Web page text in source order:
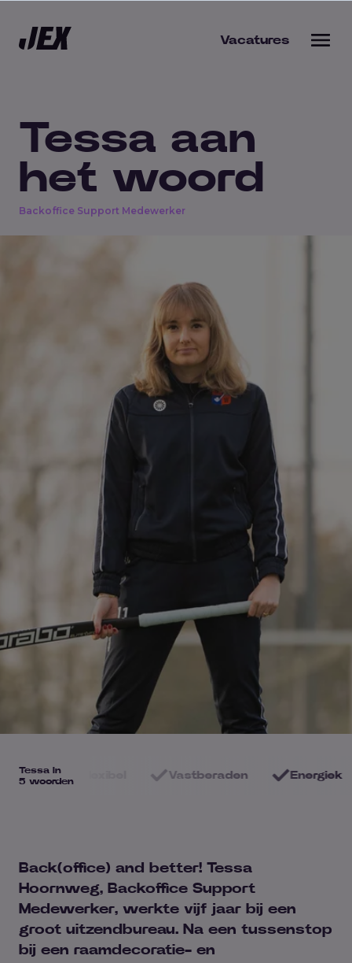
Vacatures
werkgever
Tessa aan
het woord
Backoffice Support Medewerker
Tessa in
5 woorden
Flexibel Vastberaden Energiek
Back(office) and better! Tessa
Hoornweg, Backoffice Support
Medewerker, werkte vijf jaar bij een
groot uitzendbureau. Na een tussenstop
bij een raamdecoratie- en